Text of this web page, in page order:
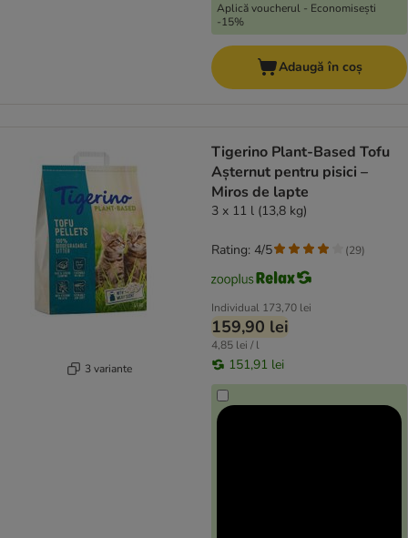
Aplică voucherul - Economisești
-15%
Adaugă în coș
3 variante
Tigerino Plant-Based Tofu
Așternut pentru pisici –
Miros de lapte
3 x 11 l (13,8 kg)
Individual 173,70 lei
159,90 lei
4,85 lei / l
151,91 lei
Rating: 4/5 (29)